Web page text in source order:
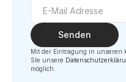
Senden
Mit der Eintragung in unseren
SIe unsere
möglich.